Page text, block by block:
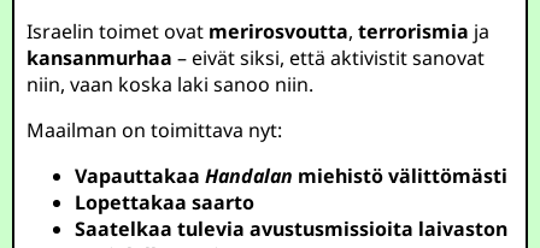
Israelin toimet ovat merirosvoutta,terrorismia ja
kansanmurhaa – eivät siksi, että aktivistit sanovat
niin, vaan koska laki sanoo niin.
Maailman on toimittava nyt:
VapauttakaaHandalan miehistö välittömästi
Lopettakaa saarto
Saatelkaa tulevia avustusmissioita laivaston